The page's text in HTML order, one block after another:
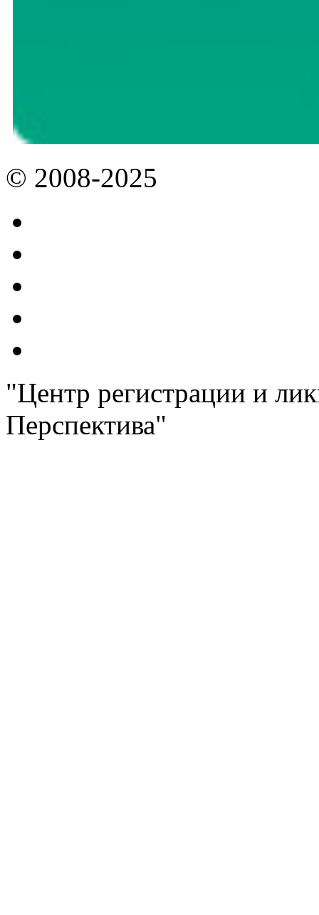
© 2008-2025
"Центр регистрации и
Перспектива"